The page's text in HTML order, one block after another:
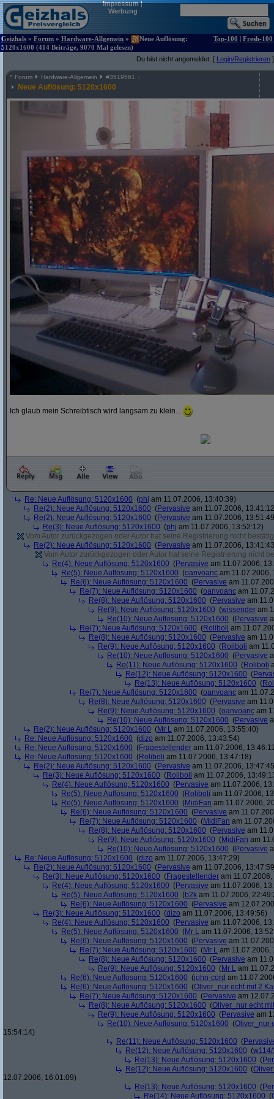
Impressum|
Werbung
Geizhals » Forum » Hardware-Allgemein »
Neue Auflösung:
5120x1600 (414 Beiträge, 9070 Mal gelesen)
Top-100 | Fresh-100
Du bist nicht angemeldet. [ Login/Registrieren ]
^ Forum Hardware-Allgemein #3519561
Neue Auflösung: 5120x1600
Ich glaub mein Schreibtisch wird langsam zu klein...
Re: Neue Auflösung: 5120x1600 (phj am 11.07.2006, 13:40:39)
Re(2): Neue Auflösung: 5120x1600 (Pervasive am 11.07.2006,
Re(2): Neue Auflösung: 5120x1600 (Pervasive am 11.07.2006,
Re(3): Neue Auflösung: 5120x1600 (phj am 11.07.2006, 13:52:12)
Vom Autor zurückgezogen oder Autor hat seine Registrierung nicht
Re(2): Neue Auflösung: 5120x1600 (Pervasive am 11.07.2006,
Vom Autor zurückgezogen oder Autor hat seine Registrierung nicht
Re(4): Neue Auflösung: 5120x1600 (Pervasive am 11.07.2006,
Re(5): Neue Auflösung: 5120x1600 (oanvoanc am 11.07.2006,
Re(6): Neue Auflösung: 5120x1600 (Pervasive am
Re(7): Neue Auflösung: 5120x1600 (oanvoanc am
Re(8): Neue Auflösung: 5120x1600 (Pervasive am
Re(9): Neue Auflösung: 5120x1600 (wissender am
Re(10): Neue Auflösung: 5120x1600 (Pervasive
Re(7): Neue Auflösung: 5120x1600 (Roliboli am
Re(8): Neue Auflösung: 5120x1600 (Pervasive am
Re(9): Neue Auflösung: 5120x1600 (Roliboli am
Re(10): Neue Auflösung: 5120x1600 (Pervasive
Re(11): Neue Auflösung: 5120x1600 (Roliboli
Re(12): Neue Auflösung: 5120x1600 (
Re(13): Neue Auflösung: 5120x1600 (
Re(7): Neue Auflösung: 5120x1600 (oanvoanc am
Re(8): Neue Auflösung: 5120x1600 (Pervasive am
Re(9): Neue Auflösung: 5120x1600 (oanvoanc am
Re(10): Neue Auflösung: 5120x1600 (Pervasive
Re(2): Neue Auflösung: 5120x1600 (Mr L am 11.07.2006, 13:55:40)
Re: Neue Auflösung: 5120x1600 (dizo am 11.07.2006, 13:43:54)
Re: Neue Auflösung: 5120x1600 (Fragestellender am 11.07.2006,
Re: Neue Auflösung: 5120x1600 (Roliboli am 11.07.2006, 13:47:18)
Re(2): Neue Auflösung: 5120x1600 (Pervasive am 11.07.2006,
Re(3): Neue Auflösung: 5120x1600 (Roliboli am 11.07.2006,
Re(4): Neue Auflösung: 5120x1600 (Pervasive am 11.07.2006,
Re(5): Neue Auflösung: 5120x1600 (Roliboli am 11.07.2006,
Re(5): Neue Auflösung: 5120x1600 (MidiFan am 11.07.2006,
Re(6): Neue Auflösung: 5120x1600 (Pervasive am
Re(7): Neue Auflösung: 5120x1600 (MidiFan am
Re(8): Neue Auflösung: 5120x1600 (Pervasive am
Re(9): Neue Auflösung: 5120x1600 (MidiFan am
Re(10): Neue Auflösung: 5120x1600 (Pervasive
Re: Neue Auflösung: 5120x1600 (dizo am 11.07.2006, 13:47:29)
Re(2): Neue Auflösung: 5120x1600 (Pervasive am 11.07.2006,
Re(3): Neue Auflösung: 5120x1600 (Fragestellender am
Re(4): Neue Auflösung: 5120x1600 (Pervasive am 11.07.2006,
Re(5): Neue Auflösung: 5120x1600 (b2k am 11.07.2006,
Re(6): Neue Auflösung: 5120x1600 (Pervasive am
Re(3): Neue Auflösung: 5120x1600 (dizo am 11.07.2006, 13:49:56)
Re(4): Neue Auflösung: 5120x1600 (Pervasive am 11.07.2006,
Re(5): Neue Auflösung: 5120x1600 (Mr L am 11.07.2006,
Re(6): Neue Auflösung: 5120x1600 (Pervasive am
Re(7): Neue Auflösung: 5120x1600 (Mr L am 11.07.2006,
Re(8): Neue Auflösung: 5120x1600 (Pervasive am
Re(9): Neue Auflösung: 5120x1600 (Mr L am
Re(6): Neue Auflösung: 5120x1600 (john-cord am
Re(6): Neue Auflösung: 5120x1600 (Oliver_nur echt mit 2
Re(7): Neue Auflösung: 5120x1600 (Pervasive am
Re(8): Neue Auflösung: 5120x1600 (Oliver_nur echt
Re(9): Neue Auflösung: 5120x1600 (Pervasive am
Re(10): Neue Auflösung: 5120x1600 (Oliver_nur
15:54:14)
Re(11): Neue Auflösung: 5120x1600 (
Re(12): Neue Auflösung: 5120x1600 (
Re(13): Neue Auflösung: 5120x1600 (
Re(12): Neue Auflösung: 5120x1600 (
12.07.2006, 16:01:09)
Re(13): Neue Auflösung: 5120x1600 (
Re(14): Neue Auflösung: 5120x1600 (